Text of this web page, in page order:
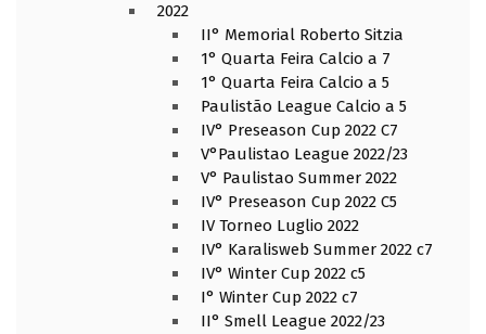
2022
II° Memorial Roberto Sitzia
1° Quarta Feira Calcio a 7
1° Quarta Feira Calcio a 5
Paulistão League Calcio a 5
IV° Preseason Cup 2022 C7
V°Paulistao League 2022/23
V° Paulistao Summer 2022
IV° Preseason Cup 2022 C5
IV Torneo Luglio 2022
IV° Karalisweb Summer 2022 c7
IV° Winter Cup 2022 c5
I° Winter Cup 2022 c7
II° Smell League 2022/23